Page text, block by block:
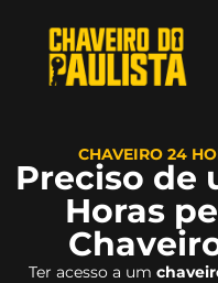
CHAVEIRO 24
Preciso de
Horas
Ter acesso a um